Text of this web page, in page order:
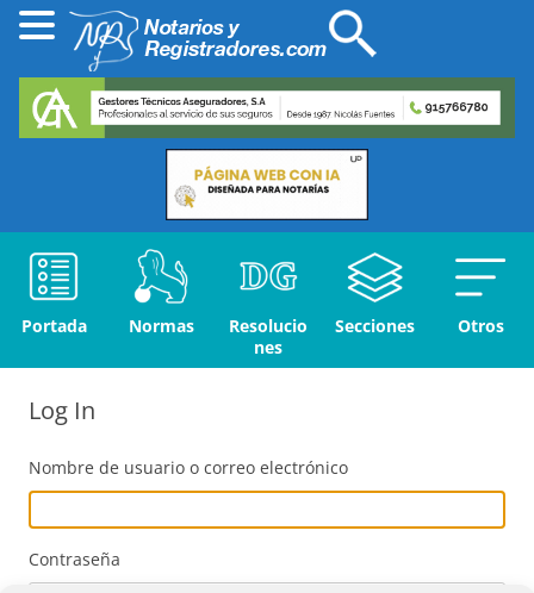
Portada Normas
Resolucio
nes
Secciones Otros
Log In
Nombre de usuario o correo electrónico
Contraseña